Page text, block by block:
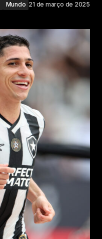
Mundo 21 de março de 2025